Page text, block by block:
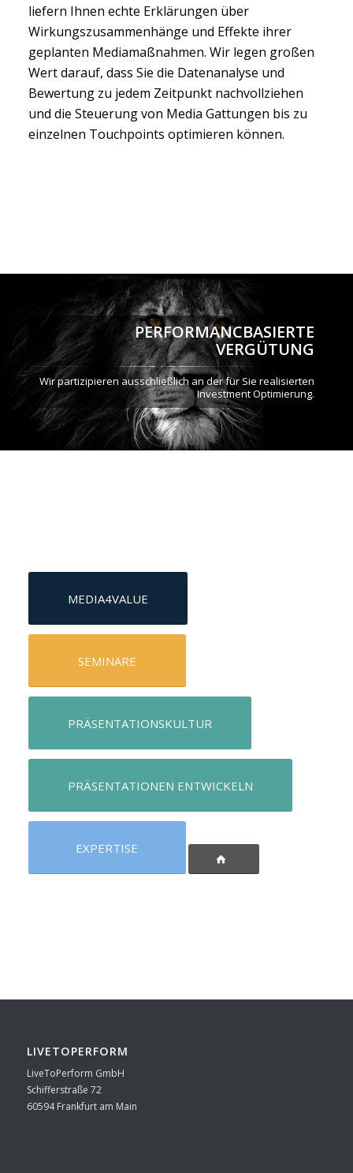
liefern Ihnen echte Erklärungen über
Wirkungszusammenhänge und Effekte ihrer
geplanten Mediamaßnahmen. Wir legen großen
Wert darauf, dass Sie die Datenanalyse und
Bewertung zu jedem Zeitpunkt nachvollziehen
und die Steuerung von Media Gattungen bis zu
einzelnen Touchpoints optimieren können.
PERFORMANCBASIERTE
VERGÜTUNG
Wir partizipieren ausschließlich an der für Sie realisierten
Investment Optimierung.
MEDIA4VALUE
SEMINARE
PRÄSENTATIONSKULTUR
PRÄSENTATIONEN ENTWICKELN
EXPERTISE
LIVETOPERFORM
LiveToPerform GmbH
Schifferstraße 72
60594 Frankfurt am Main